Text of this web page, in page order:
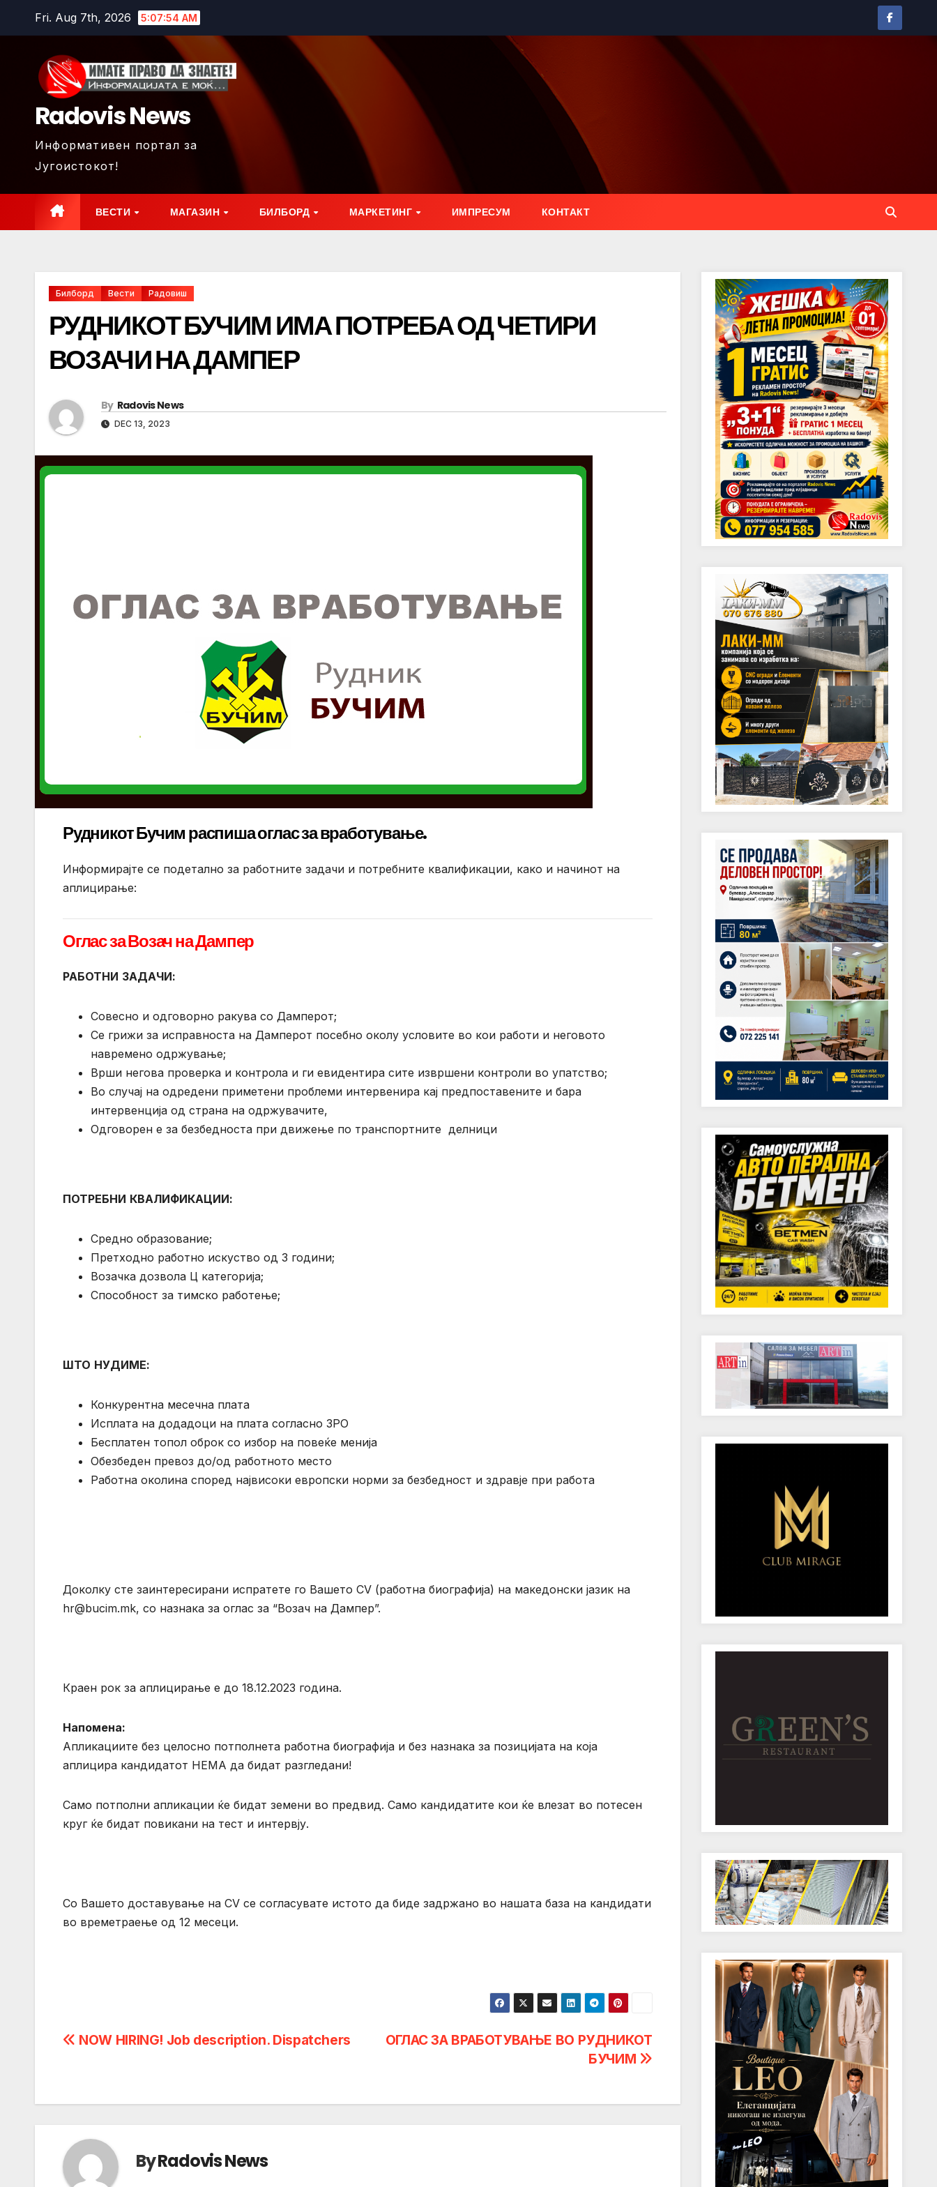
Fri. Aug 7th, 2026 5:07:56 AM
Radovis News
Информативен портал за
Југоистокот!
ВЕСТИ МАГАЗИН БИЛБОРД МАРКЕТИНГ ИМПРЕСУМ КОНТАКТ
Билборд Вести Радовиш
РУДНИКОТ БУЧИМ ИМА ПОТРЕБА ОД ЧЕТИРИ
ВОЗАЧИ НА ДАМПЕР
By Radovis News
DEC 13, 2023
Рудникот Бучим распиша оглас за вработување.
Информирајте се подетално за работните задачи и потребните квалификации, како и начинот на
аплицирање:
Оглас за Возач на Дампер
РАБОТНИ ЗАДАЧИ:
Совесно и одговорно ракува со Дамперот;
Се грижи за исправноста на Дамперот посебно околу условите во кои работи и неговото
навремено одржување;
Врши негова проверка и контрола и ги евидентира сите извршени контроли во упатство;
Во случај на одредени приметени проблеми интервенира кај предпоставените и бара
интервенција од страна на одржувачите,
Одговорен е за безбедноста при движење по транспортните делници
ПОТРЕБНИ КВАЛИФИКАЦИИ:
Средно образование;
Претходно работно искуство од 3 години;
Возачка дозвола Ц категорија;
Способност за тимско работење;
ШТО НУДИМЕ:
Конкурентна месечна плата
Исплата на додадоци на плата согласно ЗРО
Бесплатен топол оброк со избор на повеќе менија
Обезбеден превоз до/од работното место
Работна околина според највисоки европски норми за безбедност и здравје при работа
Доколку сте заинтересирани испратете го Вашето CV (работна биографија) на македонски јазик на
hr@bucim.mk, со назнака за оглас за “Возач на Дампер”.
Краен рок за аплицирање е до 18.12.2023 година.
Напомена:
Апликациите без целосно потполнета работна биографија и без назнака за позицијата на која
аплицира кандидатот НЕМА да бидат разгледани!
Само потполни апликации ќе бидат земени во предвид. Само кандидатите кои ќе влезат во потесен
круг ќе бидат повикани на тест и интервју.
Со Вашето доставување на CV се согласувате истото да биде задржано во нашата база на кандидати
во времетраење од 12 месеци.
Post
ОГЛАС ЗА ВРАБОТУВАЊE ВО РУДНИКОТ
БУЧИМ
NOW HIRING! Job description. Dispatchers
ByRadovis News